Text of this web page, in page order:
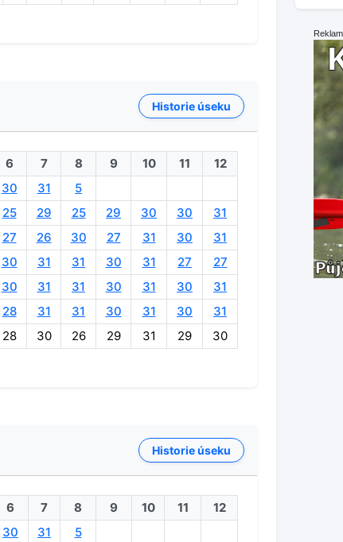
Historie úseku
6 7 8 9 10 11
12
30 31
5
25 29 25 29 30 30
31
27 26 30 27 31 30
31
30 31 31 30 31 27
27
30 31 31 30 31 30
31
28 31 31 30 31 30
31
28 30 26 29 31 29 30
Historie úseku
6 7 8 9 10 11
12
30 31
5